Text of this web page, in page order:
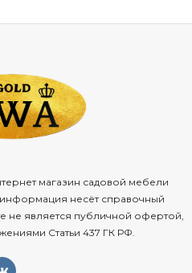
магазин садовой мебели
несёт справочный
не является публичной офертой,
Статьи 437 ГК РФ.